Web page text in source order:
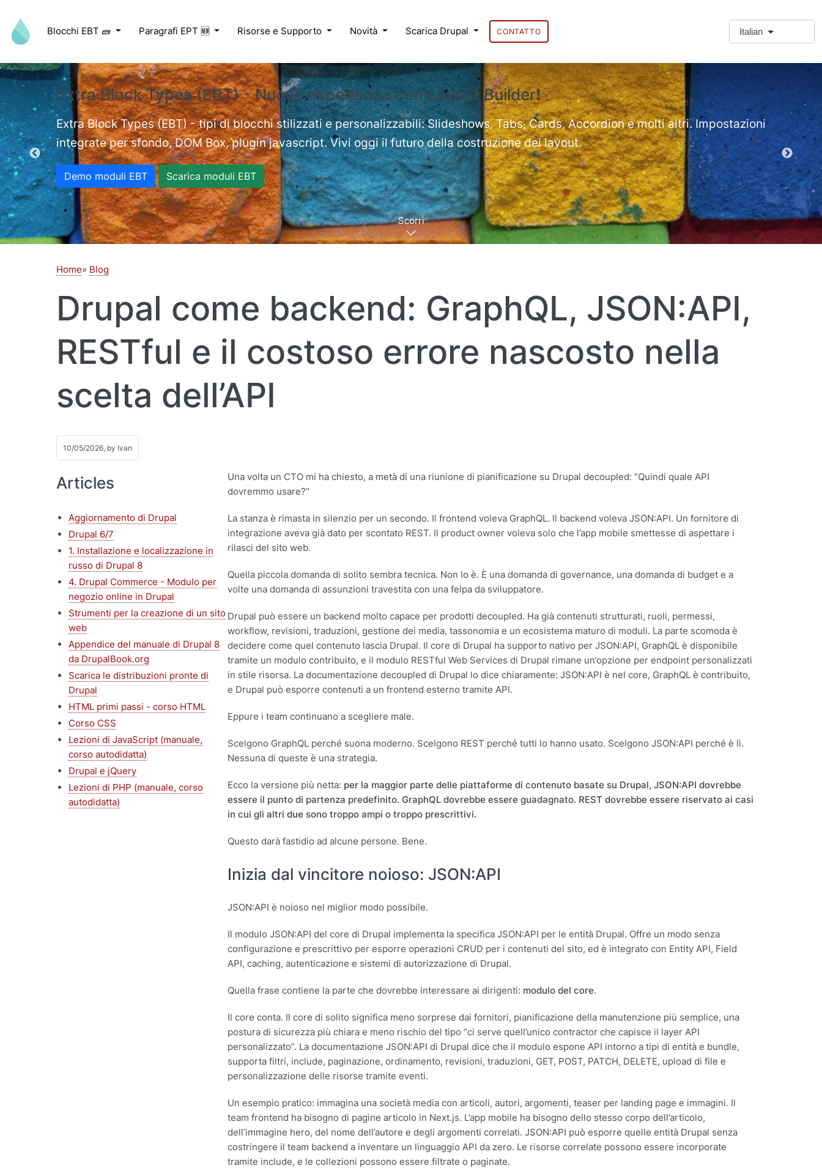
Blocchi EBT 🧱 Paragrafi EPT 🆕 Risorse e Supporto Novità Scarica Drupal CONTATTO Italian
videos.
Extra Block Types (EBT) - Nuova esperienza con Layout Builder❗
Extra Block Types (EBT) - tipi di blocchi stilizzati e personalizzabili: Slideshows, Tabs, Cards, Accordion e molti altri. Impostazioni
integrate per sfondo, DOM Box, plugin javascript. Vivi oggi il futuro della costruzione dei layout.
Demo moduli EBT Scarica moduli EBT
Extra
Demo
Scorri
Home Blog
Drupal come backend: GraphQL, JSON:API,
RESTful e il costoso errore nascosto nella
scelta dell’API
10/05/2026, by Ivan
Articles
Aggiornamento di Drupal
Drupal 6/7
1. Installazione e localizzazione in
russo di Drupal 8
4. Drupal Commerce - Modulo per
negozio online in Drupal
Strumenti per la creazione di un sito
web
Appendice del manuale di Drupal 8
da DrupalBook.org
Scarica le distribuzioni pronte di
Drupal
HTML primi passi - corso HTML
Corso CSS
Lezioni di JavaScript (manuale,
corso autodidatta)
Drupal e jQuery
Lezioni di PHP (manuale, corso
autodidatta)
Una volta un CTO mi ha chiesto, a metà di una riunione di pianificazione su Drupal decoupled: “Quindi quale API
dovremmo usare?”
La stanza è rimasta in silenzio per un secondo. Il frontend voleva GraphQL. Il backend voleva JSON:API. Un fornitore di
integrazione aveva già dato per scontato REST. Il product owner voleva solo che l’app mobile smettesse di aspettare i
rilasci del sito web.
Quella piccola domanda di solito sembra tecnica. Non lo è. È una domanda di governance, una domanda di budget e a
volte una domanda di assunzioni travestita con una felpa da sviluppatore.
Drupal può essere un backend molto capace per prodotti decoupled. Ha già contenuti strutturati, ruoli, permessi,
workflow, revisioni, traduzioni, gestione dei media, tassonomia e un ecosistema maturo di moduli. La parte scomoda è
decidere come quel contenuto lascia Drupal. Il core di Drupal ha supporto nativo per JSON:API, GraphQL è disponibile
tramite un modulo contribuito, e il modulo RESTful Web Services di Drupal rimane un’opzione per endpoint personalizzati
in stile risorsa. La documentazione decoupled di Drupal lo dice chiaramente: JSON:API è nel core, GraphQL è contribuito,
e Drupal può esporre contenuti a un frontend esterno tramite API.
Eppure i team continuano a scegliere male.
Scelgono GraphQL perché suona moderno. Scelgono REST perché tutti lo hanno usato. Scelgono JSON:API perché è lì.
Nessuna di queste è una strategia.
Ecco la versione più netta: per la maggior parte delle piattaforme di contenuto basate su Drupal, JSON:API dovrebbe
essere il punto di partenza predefinito. GraphQL dovrebbe essere guadagnato. REST dovrebbe essere riservato ai casi
in cui gli altri due sono troppo ampi o troppo prescrittivi.
Questo darà fastidio ad alcune persone. Bene.
Inizia dal vincitore noioso: JSON:API
JSON:API è noioso nel miglior modo possibile.
Il modulo JSON:API del core di Drupal implementa la specifica JSON:API per le entità Drupal. Offre un modo senza
configurazione e prescrittivo per esporre operazioni CRUD per i contenuti del sito, ed è integrato con Entity API, Field
API, caching, autenticazione e sistemi di autorizzazione di Drupal.
Quella frase contiene la parte che dovrebbe interessare ai dirigenti: modulo del core.
Il core conta. Il core di solito significa meno sorprese dai fornitori, pianificazione della manutenzione più semplice, una
postura di sicurezza più chiara e meno rischio del tipo “ci serve quell’unico contractor che capisce il layer API
personalizzato”. La documentazione JSON:API di Drupal dice che il modulo espone API intorno a tipi di entità e bundle,
supporta filtri, include, paginazione, ordinamento, revisioni, traduzioni, GET, POST, PATCH, DELETE, upload di file e
personalizzazione delle risorse tramite eventi.
Un esempio pratico: immagina una società media con articoli, autori, argomenti, teaser per landing page e immagini. Il
team frontend ha bisogno di pagine articolo in Next.js. L’app mobile ha bisogno dello stesso corpo dell’articolo,
dell’immagine hero, del nome dell’autore e degli argomenti correlati. JSON:API può esporre quelle entità Drupal senza
costringere il team backend a inventare un linguaggio API da zero. Le risorse correlate possono essere incorporate
tramite include, e le collezioni possono essere filtrate o paginate.